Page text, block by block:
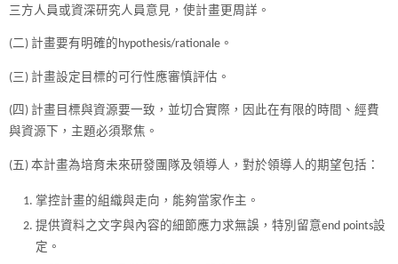
三方人員或資深研究人員意見，使計畫更周詳。
(二) 計畫要有明確的hypothesis/rationale。
(三) 計畫設定目標的可行性應審慎評估。
(四) 計畫目標與資源要一致，並切合實際，因此在有限的時間、經費
與資源下，主題必須聚焦。
(五) 本計畫為培育未來研發團隊及領導人，對於領導人的期望包括：
掌控計畫的組織與走向，能夠當家作主。
提供資料之文字與內容的細節應力求無誤，特別留意end points設
定。